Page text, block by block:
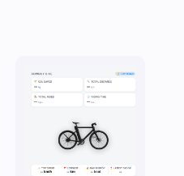
débloqué